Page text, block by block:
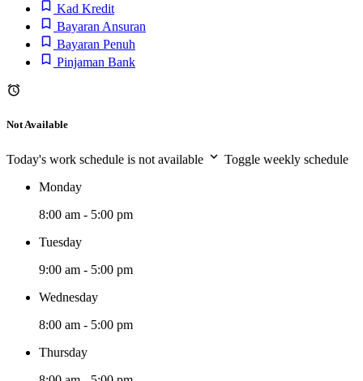
Kad Kredit
Bayaran Ansuran
Bayaran Penuh
Pinjaman Bank
Not Available
Today's work schedule is not available
Toggle weekly schedule
Monday
8:00 am - 5:00 pm
Tuesday
9:00 am - 5:00 pm
Wednesday
8:00 am - 5:00 pm
Thursday